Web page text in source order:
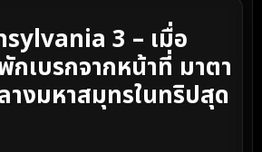
3 – เมื่อ
กเบรกจากหน้าที่ มาตา
งมหาสมุทรในทริปสุด